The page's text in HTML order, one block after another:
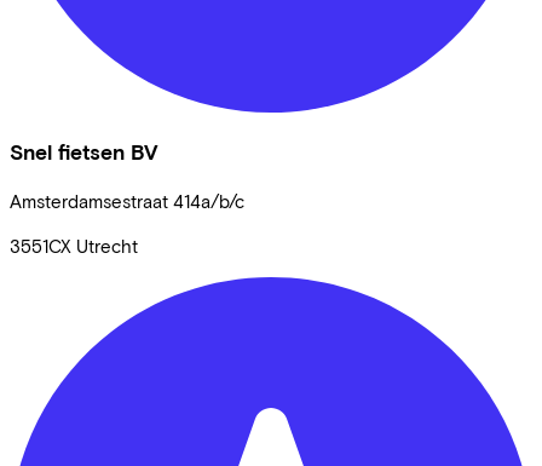
Snel fietsen BV
Amsterdamsestraat 414a/b/c
3551CX Utrecht